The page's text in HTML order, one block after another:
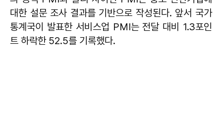
대한 설문 조사 결과를 기반으로 작성된다. 앞서 국가
통계국이 발표한 서비스업 PMI는 전달 대비 1.3포인
트 하락한 52.5를 기록했다.